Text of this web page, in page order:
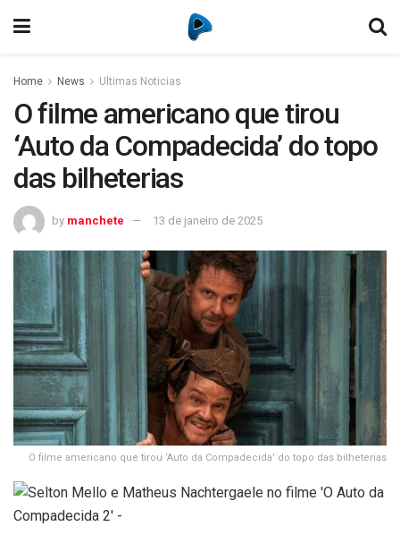
Home News Ultimas Noticias
O filme americano que tirou
‘Auto da Compadecida’ do topo
das bilheterias
by manchete 13 de janeiro de 2025
O filme americano que tirou ‘Auto da Compadecida’ do topo das bilheterias